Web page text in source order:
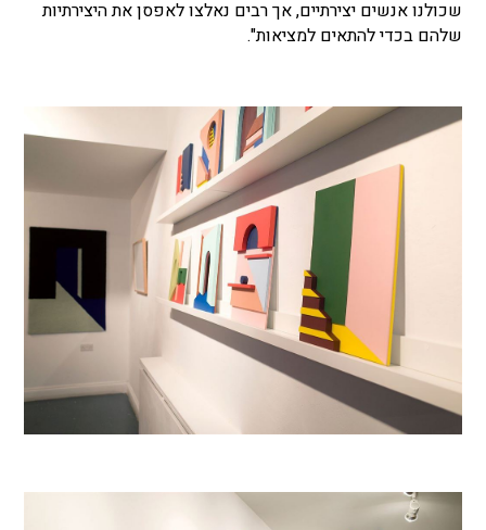
שכולנו אנשים יצירתיים, אך רבים נאלצו לאפסן את היצירתיות
שלהם בכדי להתאים למציאות".